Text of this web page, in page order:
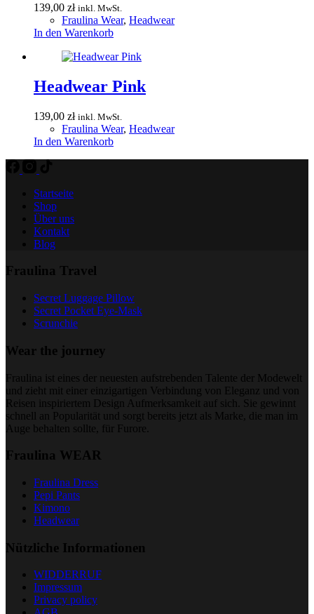
139,00 zł inkl. MwSt.
Fraulina Wear, Headwear
In den Warenkorb
Headwear Pink
139,00 zł inkl. MwSt.
Fraulina Wear, Headwear
In den Warenkorb
Startseite
Shop
Über uns
Kontakt
Blog
Fraulina Travel
Secret Luggage Pillow
Secret Pocket Eye-Mask
Scrunchie
Wear the journey
Fraulina ist eines der neuesten aufstrebenden Talente der Modewelt
und zieht mit einer einzigartigen Verbindung von Eleganz und von
Reisen inspiriertem Design Aufmerksamkeit auf sich. Sie gewinnt
schnell an Popularität und sorgt bereits jetzt als Marke, die man im
Auge behalten sollte, für Furore.
Fraulina WEAR
Fraulina Dress
Pepi Pants
Kimono
Headwear
Nützliche Informationen
WIDDERRUF
Impressum
Privacy policy